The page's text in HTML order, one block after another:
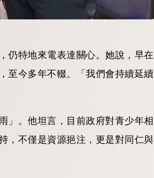
仍特地來電表達關心。她說，早在
至今多年不輟。「我們會持續延續
」。他坦言，目前政府對青少年相
，不僅是資源挹注，更是對同仁與